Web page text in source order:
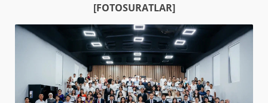
[FOTOSURATLAR]